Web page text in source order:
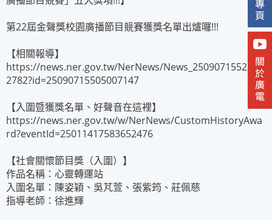
第22屆金聲獎校園廣播節目競賽獲獎名單出爐囉!!!
【相關報導】
https://news.ner.gov.tw/NerNews/News_2509071552290
2782?id=25090715505007147
【入圍暨獲獎名單、好聲音在這裡】
https://news.ner.gov.tw/w/NerNews/CustomHistoryAwa
rd?eventId=25011417583652476
【社會關懷節目獎 （入圍）】
作品名稱： 心靈轉運站
入圍名單： 陳姿穎 、 吳芃萱 、 張紫筠 、 莊佩慈
指導老師：徐進輝